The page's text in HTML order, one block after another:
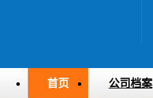
首页 公司档案